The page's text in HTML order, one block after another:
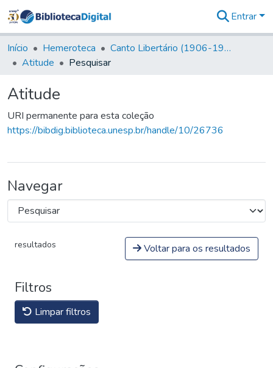
&
Coleções
Estatísticas
Entrar
Início Hemeroteca
Canto Libertário (1906-1995)
Atitude
Pesquisar
Atitude
URI permanente para esta coleção
https://bibdig.biblioteca.unesp.br/handle/10/26736
Navegar
resultados Voltar para os resultados
Filtros
Limpar filtros